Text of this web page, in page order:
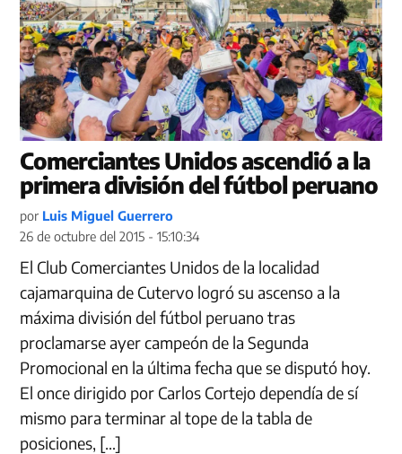
Comerciantes Unidos ascendió a la
primera división del fútbol peruano
por Luis Miguel Guerrero
26 de octubre del 2015 - 15:10:34
El Club Comerciantes Unidos de la localidad
cajamarquina de Cutervo logró su ascenso a la
máxima división del fútbol peruano tras
proclamarse ayer campeón de la Segunda
Promocional en la última fecha que se disputó hoy.
El once dirigido por Carlos Cortejo dependía de sí
mismo para terminar al tope de la tabla de
posiciones, […]